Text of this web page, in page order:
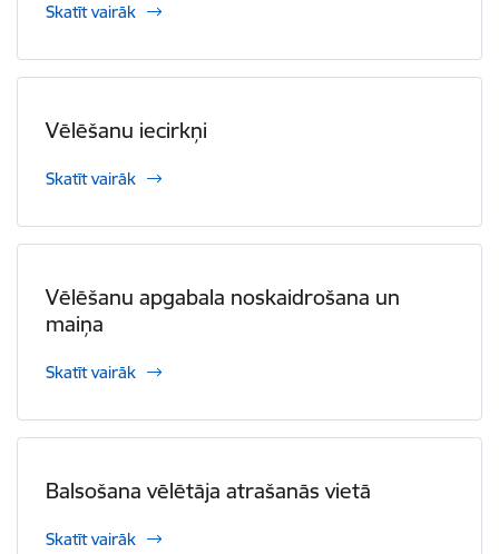
Skatīt vairāk
Vēlēšanu iecirkņi
Skatīt vairāk
Vēlēšanu apgabala noskaidrošana un
maiņa
Skatīt vairāk
Balsošana vēlētāja atrašanās vietā
Skatīt vairāk